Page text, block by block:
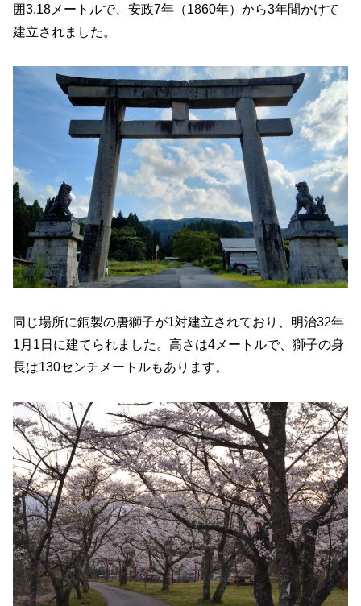
囲3.18メートルで、安政7年（1860年）から3年間かけて
建立されました。
同じ場所に銅製の唐獅子が1対建立されており、明治32年
1月1日に建てられました。高さは4メートルで、獅子の身
長は130センチメートルもあります。